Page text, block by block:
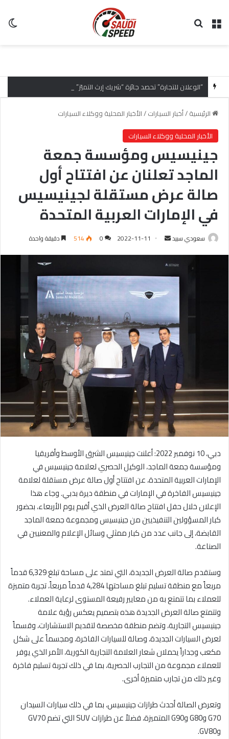
القائمة
الرئيسية/أخبار السيارات/الأخبار المحلية ووكلاء السيارات
الأخبار المحلية ووكلاء السيارات
جينيسيس ومؤسسة جمعة
الماجد تعلنان عن افتتاح أول
صالة عرض مستقلة لجينيسيس
في الإمارات العربية المتحدة
سعودي سبيد
ل
د
ا
إ
ل
ك
ر
و
ن
ي
2022-11-11
0
514 دقيقة واحدة
دبي، 10 نوفمبر 2022: أعلنت جينيسيس الشرق الأوسط وأفريقيا
ومؤسسة جمعة الماجد، الوكيل الحصري لعلامة جينيسيس في
الإمارات العربية المتحدة، عن افتتاح أول صالة عرض مستقلة لعلامة
جينيسيس الفاخرة في الإمارات في منطقة ديرة بدبي. وجاء هذا
الإعلان خلال حفل افتتاح صالة العرض الذي أقيم يوم الأربعاء، بحضور
كبار المسؤولين التنفيذيين من جينيسيس ومجموعة جمعة الماجد
القابضة، إلى جانب عدد من كبار ممثلي وسائل الإعلام والمعنيين في
الصناعة.
وستقدم صالة العرض الجديدة، التي تمتد على مساحة تبلغ 6,329 قدماً
مربعاً مع منطقة تسليم تبلغ مساحتها 4,284 قدماً مربعاً، تجربة متميزة
للعملاء بما تتمتع به من معايير رفيعة المستوى لرعاية العملاء.
وتتمتع صالة العرض الجديدة هذه بتصميم يعكس رؤية علامة
جينيسيس التجارية، وتضم منطقة مخصصة لتقديم الاستشارات، وقسماً
لعرض السيارات الجديدة، وصالة للسيارات الفاخرة، ومجسماً على شكل
مكعب وجداراً يحملان شعار العلامة التجارية الكورية، الأمر الذي يوفر
للعملاء مجموعة من التجارب الحصرية، بما في ذلك تجربة تسليم فاخرة
وغير ذلك من تجارب متميزة أخرى.
وتعرض الصالة أحدث طرازات جينيسيس، بما في ذلك سيارات السيدان
G70 وG80 وG90 المتميزة، فضلاً عن طرازات SUV التي تضم GV70
وGV80.